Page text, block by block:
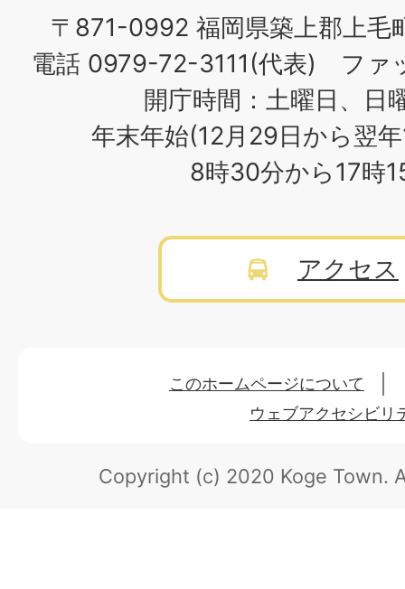
〒871-0992 福岡県築上郡上毛
電話 0979-72-3111(代表) ファ
開庁時間：土曜日、日
年末年始(12月29日から翌
8時30分から17時
アクセス
このホームページについて
ウェブアクセシビリ
Copyright (c) 2020 Koge Town.